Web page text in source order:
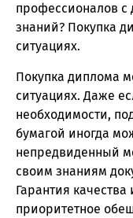
профессионалов с
знаний? Покупка
ситуациях.
Покупка диплома
ситуациях. Даже
необходимости,
бумагой иногда
непредвиденный
своим знаниям
Гарантия
приоритетное